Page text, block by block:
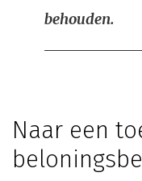
behouden.
Naar een